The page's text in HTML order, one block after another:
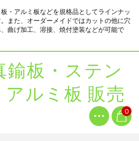
・アルミ板などを規格品としてラインナッ
また、オーダーメイドではカットの他に穴
曲げ加工、溶接、焼付塗装などが可能で
板・ステン
ルミ板 販売0